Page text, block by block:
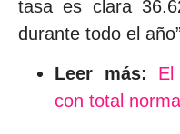
tasa es clara
durante todo el
Leer más:
El
con total